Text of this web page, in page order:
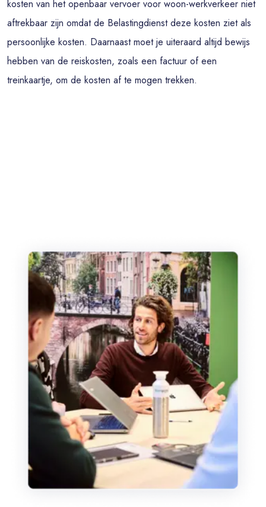
kosten van het openbaar vervoer voor woon-werkverkeer niet
aftrekbaar zijn omdat de Belastingdienst deze kosten ziet als
persoonlijke kosten. Daarnaast moet je uiteraard altijd bewijs
hebben van de reiskosten, zoals een factuur of een
treinkaartje, om de kosten af te mogen trekken.